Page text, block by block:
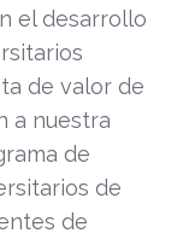
el desarrollo
de valor de
a nuestra
de
de
de